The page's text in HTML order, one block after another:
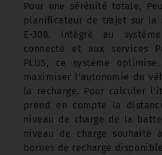
Pour une sérénité totale,
planificateur de trajet sur la
E-308. Intégré au
connecté et aux services
PLUS, ce système
maximiser l'autonomie du
la recharge. Pour calculer
prend en compte la
niveau de charge de la
niveau de charge souhaité
bornes de recharge